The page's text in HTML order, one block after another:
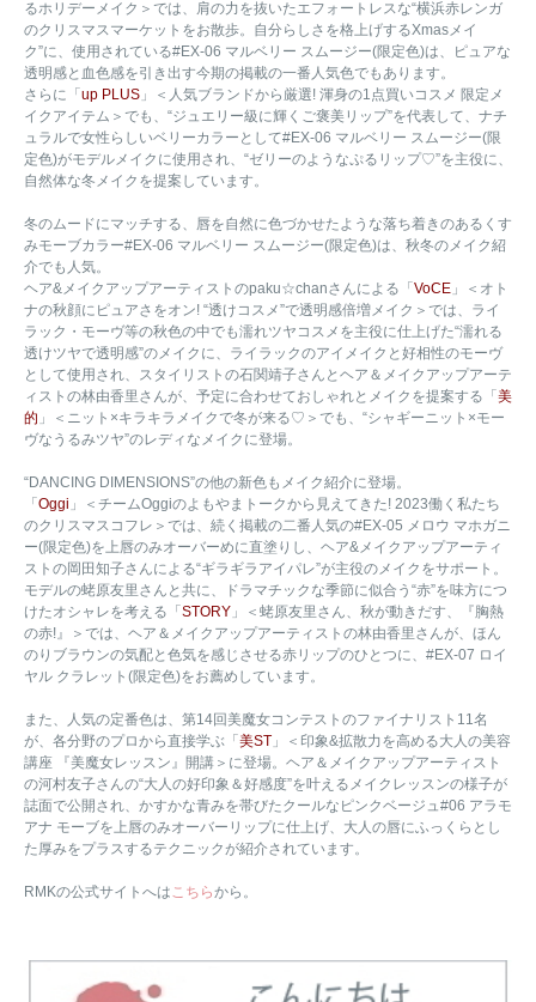
るホリデーメイク＞では、肩の力を抜いたエフォートレスな“横浜赤レンガ
のクリスマスマーケットをお散歩。自分らしさを格上げするXmasメイ
ク”に、使用されている#EX-06 マルベリー スムージー(限定色)は、ピュアな
透明感と血色感を引き出す今期の掲載の一番人気色でもあります。
さらに「up PLUS 」＜人気ブランドから厳選! 渾身の1点買いコスメ 限定メ
イクアイテム＞でも、“ジュエリー級に輝くご褒美リップ”を代表して、ナチ
ュラルで女性らしいベリーカラーとして#EX-06 マルベリー スムージー(限
定色)がモデルメイクに使用され、“ゼリーのようなぷるリップ♡”を主役に、
自然体な冬メイクを提案しています。
冬のムードにマッチする、唇を自然に色づかせたような落ち着きのあるくす
みモーブカラー#EX-06 マルベリー スムージー(限定色)は、秋冬のメイク紹
介でも人気。
ヘア&メイクアップアーティストのpaku☆chanさんによる「VoCE 」＜オト
ナの秋顔にピュアさをオン! “透けコスメ”で透明感倍増メイク＞では、ライ
ラック・モーヴ等の秋色の中でも濡れツヤコスメを主役に仕上げた“濡れる
透けツヤで透明感”のメイクに、ライラックのアイメイクと好相性のモーヴ
として使用され、スタイリストの石関靖子さんとヘア＆メイクアップアーテ
ィストの林由香里さんが、予定に合わせておしゃれとメイクを提案する「美
的 」＜ニット×キラキラメイクで冬が来る♡＞でも、“シャギーニット×モー
ヴなうるみツヤ”のレディなメイクに登場。
“DANCING DIMENSIONS”の他の新色もメイク紹介に登場。
「Oggi 」＜チームOggiのよもやまトークから見えてきた! 2023働く私たち
のクリスマスコフレ＞では、続く掲載の二番人気の#EX-05 メロウ マホガニ
ー(限定色)を上唇のみオーバーめに直塗りし、ヘア&メイクアップアーティ
ストの岡田知子さんによる“ギラギラアイパレ”が主役のメイクをサポート。
モデルの蛯原友里さんと共に、ドラマチックな季節に似合う“赤”を味方につ
けたオシャレを考える「STORY 」＜蛯原友里さん、秋が動きだす、『胸熱
の赤!』＞では、ヘア＆メイクアップアーティストの林由香里さんが、ほん
のりブラウンの気配と色気を感じさせる赤リップのひとつに、#EX-07 ロイ
ヤル クラレット(限定色)をお薦めしています。
また、人気の定番色は、第14回美魔女コンテストのファイナリスト11名
が、各分野のプロから直接学ぶ「美ST 」＜印象&拡散力を高める大人の美容
講座 『美魔女レッスン』開講＞に登場。ヘア＆メイクアップアーティスト
の河村友子さんの“大人の好印象＆好感度”を叶えるメイクレッスンの様子が
誌面で公開され、かすかな青みを帯びたクールなピンクベージュ#06 アラモ
アナ モーブを上唇のみオーバーリップに仕上げ、大人の唇にふっくらとし
た厚みをプラスするテクニックが紹介されています。
RMKの公式サイトへはこちらから。